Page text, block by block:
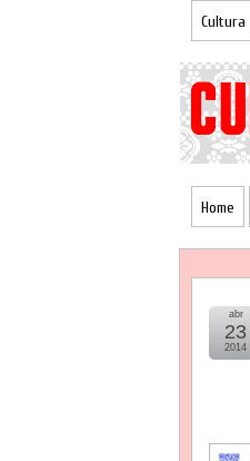
Cultura
Home
abr
23
2014